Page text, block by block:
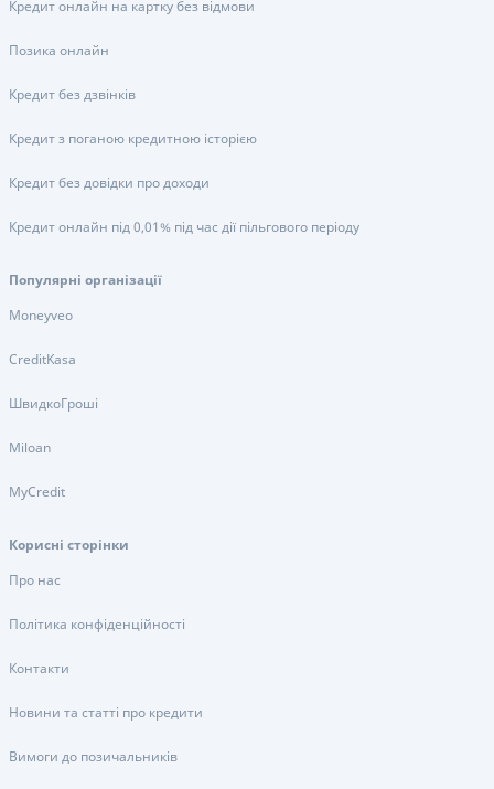
Кредит онлайн на картку без відмови
Позика онлайн
Кредит без дзвінків
Кредит з поганою кредитною історією
Кредит без довідки про доходи
Кредит онлайн під 0,01% під час дії пільгового періоду
Популярні організації
Moneyveo
CreditKasa
ШвидкоГроші
Miloan
MyCredit
Корисні сторінки
Про нас
Політика конфіденційності
Контакти
Новини та статті про кредити
Вимоги до позичальників